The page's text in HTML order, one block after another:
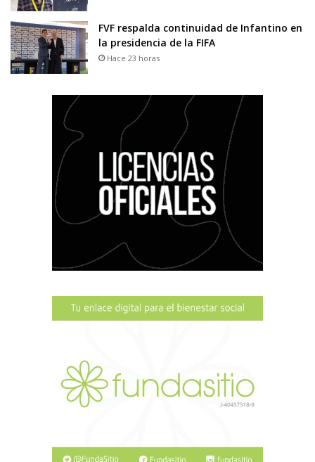
FVF respalda continuidad de Infantino en
la presidencia de la FIFA
Hace 23 horas